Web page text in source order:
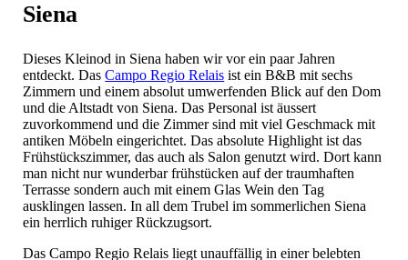
Siena
Dieses Kleinod in Siena haben wir vor ein paar Jahren
entdeckt. DasCampo Regio Relais ist ein B&B mit sechs
Zimmern und einem absolut umwerfenden Blick auf den Dom
und die Altstadt von Siena. Das Personal ist äussert
zuvorkommend und die Zimmer sind mit viel Geschmack mit
antiken Möbeln eingerichtet. Das absolute Highlight ist das
Frühstückszimmer, das auch als Salon genutzt wird. Dort kann
man nicht nur wunderbar frühstücken auf der traumhaften
Terrasse sondern auch mit einem Glas Wein den Tag
ausklingen lassen. In all dem Trubel im sommerlichen Siena
ein herrlich ruhiger Rückzugsort.
Das Campo Regio Relais liegt unauffällig in einer belebten